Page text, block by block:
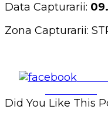
Data Capturarii:
Zona Capturarii:
Share
Did You Like This